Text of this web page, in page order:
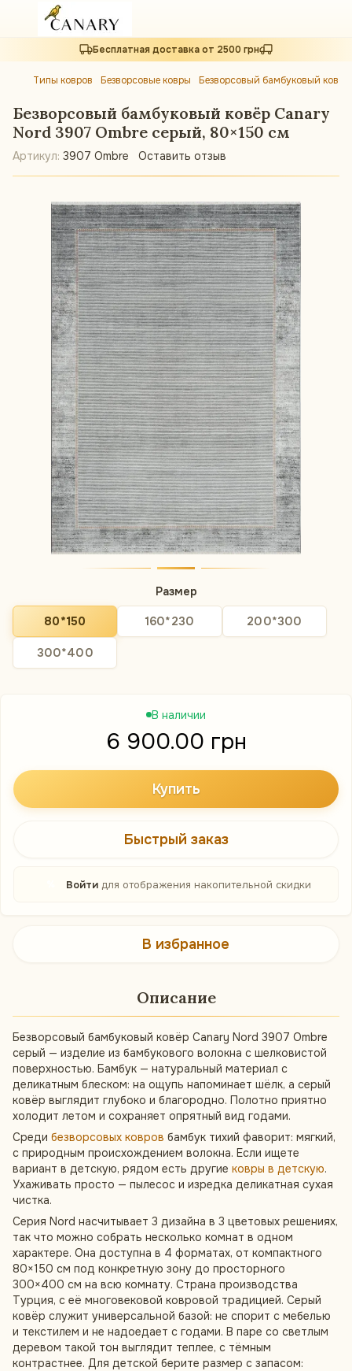
Бесплатная доставка от 2500 грн
Типы ковров Безворсовые ковры Безворсовый бамбуковый
Безворсовый бамбуковый ковёр Canary
Nord 3907 Ombre серый, 80×150 см
Артикул: 3907 Ombre Оставить отзыв
Размер
80*150 160*230
200*300
300*400
В наличии
6 900.00 грн
Купить
Быстрый заказ
Войти для отображения накопительной скидки
В избранное
Описание
Безворсовый бамбуковый ковёр Canary Nord 3907 Ombre
серый — изделие из бамбукового волокна с шелковистой
поверхностью. Бамбук — натуральный материал с
деликатным блеском: на ощупь напоминает шёлк, а серый
ковёр выглядит глубоко и благородно. Полотно приятно
холодит летом и сохраняет опрятный вид годами.
Среди безворсовых ковров бамбук тихий фаворит: мягкий,
с природным происхождением волокна. Если ищете
вариант в детскую, рядом есть другие ковры в детскую.
Ухаживать просто — пылесос и изредка деликатная сухая
чистка.
Серия Nord насчитывает 3 дизайна в 3 цветовых решениях,
так что можно собрать несколько комнат в одном
характере. Она доступна в 4 форматах, от компактного
80×150 см под конкретную зону до просторного
300×400 см на всю комнату. Страна производства
Турция, с её многовековой ковровой традицией. Серый
ковёр служит универсальной базой: не спорит с мебелью
и текстилем и не надоедает с годами. В паре со светлым
деревом такой тон выглядит теплее, с тёмным
контрастнее. Для детской берите размер с запасом: